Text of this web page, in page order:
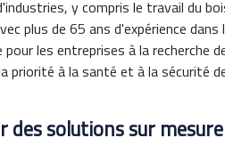
y compris le travail du
plus de 65 ans d'expérience
pour les entreprises à la recherche
priorité à la santé et à la sécurité
des solutions sur